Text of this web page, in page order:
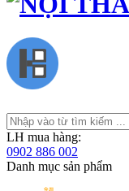
LH mua hàng:
0902 886 002
Danh mục sản phẩm